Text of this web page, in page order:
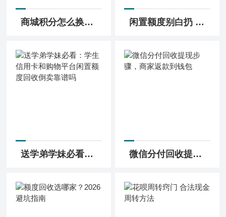
商城积分怎么换钱回收 积分额度秒变现金的3个实用方法 闲置额度别白扔 这几种权益利用能省钱
送学弟学妹必看：学生信用卡和购物平台闲置额度回收倒卖靠谱吗 微信分付回收提现步骤，商家返款到钱包